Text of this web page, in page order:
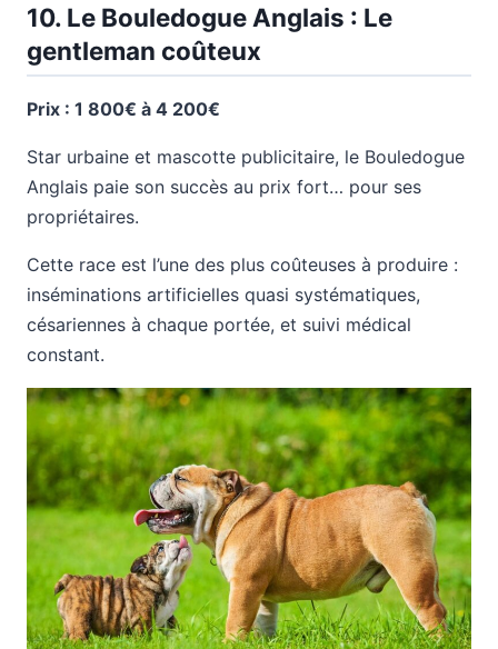
10. Le Bouledogue Anglais : Le
gentleman coûteux
Prix : 1 800€ à 4 200€
Star urbaine et mascotte publicitaire, le Bouledogue
Anglais paie son succès au prix fort… pour ses
propriétaires.
Cette race est l’une des plus coûteuses à produire :
inséminations artificielles quasi systématiques,
césariennes à chaque portée, et suivi médical
constant.